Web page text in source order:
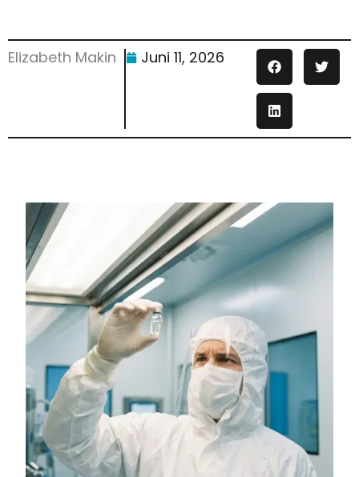
Elizabeth Makin Juni 11, 2026